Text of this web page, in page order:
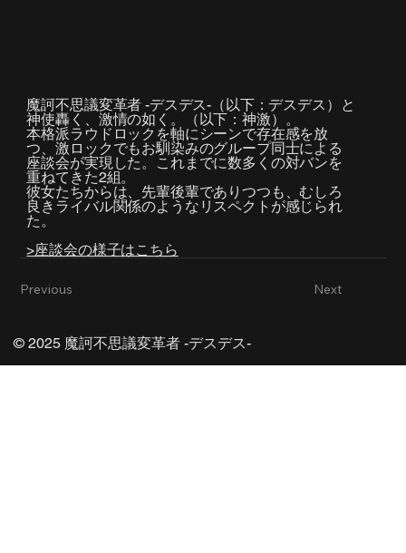
魔訶不思議変革者 -デスデス-（以下：デスデス）と
神使轟く、激情の如く。（以下：神激）。
本格派ラウドロックを軸にシーンで存在感を放
つ、激ロックでもお馴染みのグループ同士による
座談会が実現した。これまでに数多くの対バンを
重ねてきた2組。
彼女たちからは、先輩後輩でありつつも、むしろ
良きライバル関係のようなリスペクトが感じられ
た。
>座談会の様子はこちら
Previous Next
© 2025 魔訶不思議変革者 -デスデス-